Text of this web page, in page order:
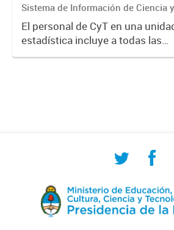
Sistema de Información de Ciencia y
Tecnología Argentino (SICYTAR)
El personal de CyT en una
estadística incluye a todas las
personas involucradas